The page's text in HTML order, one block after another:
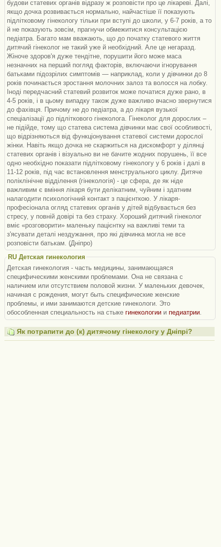
будови статевих органів відразу ж розповісти про це лікареві. Далі,
якщо дочка розвивається нормально, найчастіше її показують
підлітковому гінекологу тільки при вступі до школи, у 6-7 років, а то
й не показують зовсім, прагнучи обмежитися консультацією
педіатра. Багато мам вважають, що до початку статевого життя
дитячий гінеколог не такий уже й необхідний. Але це негаразд.
Жіноче здоров'я дуже тендітне, порушити його може маса
незначних на перший погляд факторів, включаючи ігнорування
батьками підозрілих симптомів — наприклад, коли у дівчинки до 8
років починається зростання молочних залоз та волосся на лобку.
Іноді передчасний статевий розвиток може початися дуже рано, в
4-5 років, і в цьому випадку також дуже важливо вчасно звернутися
до фахівця. Причому не до педіатра, а до лікаря вузької
спеціалізації до підліткового гінеколога. Гінеколог для дорослих –
не підійде, тому що статева система дівчинки має свої особливості,
що відрізняються від функціонування статевої системи дорослої
жінки. Навіть якщо дочка не скаржиться на дискомфорт у ділянці
статевих органів і візуально ви не бачите жодних порушень, її все
одно необхідно показати підлітковому гінекологу у 6 років і далі в
11-12 років, під час встановлення менструального циклу. Дитяче
поліклінічне відділення (гінекологія) - це сфера, де як ніде
важливим є вміння лікаря бути делікатним, чуйним і здатним
налагодити психологічний контакт з пацієнткою. У лікаря-
професіонала огляд статевих органів у дітей відбувається без
стресу, у повній довірі та без страху. Хороший дитячий гінеколог
вміє «розговорити» маленьку пацієнтку на важливі теми та
з'ясувати деталі нездужання, про які дівчинка могла не все
розповісти батькам. (Дніпро)
RU Детская гинекология
Детская гинекология - часть медицины, занимающаяся
специфическими женскими проблемами. Она не связана с
наличием или отсутствием половой жизни. У маленьких девочек,
начиная с рождения, могут быть специфические женские
проблемы, и ими занимаются детские гинекологи. Это
обособленная специальность на стыкегинекологии ипедиатрии.
Як потрапити до (к) дитячому гінекологу у Дніпрі?